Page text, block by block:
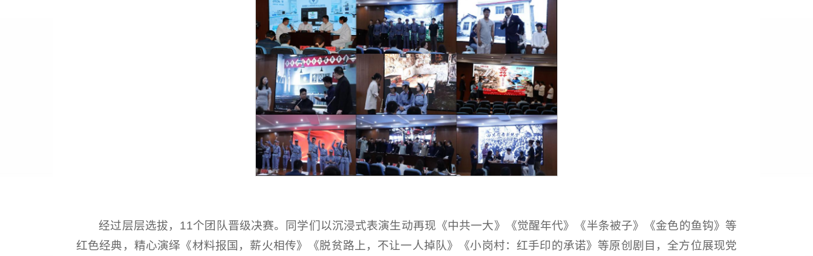
经过层层选拔，11个团队晋级决赛。同学们以沉浸式表演生动再现《中共一大》《觉醒年代》《半条被子》《金色的鱼钩》等
红色经典，精心演绎《材料报国，薪火相传》《脱贫路上，不让一人掉队》《小岗村：红手印的承诺》等原创剧目，全方位展现党